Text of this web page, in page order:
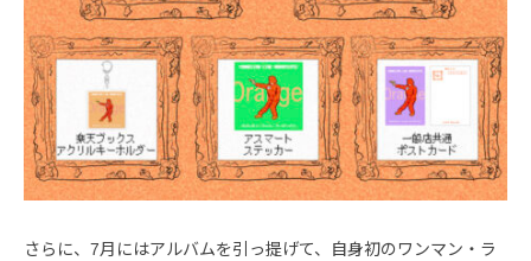
さらに、7月にはアルバムを引っ提げて、自身初のワンマン・ラ